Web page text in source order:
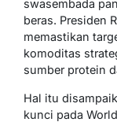
swasembada
beras. Presiden
memastikan
komoditas
sumber protein
Hal itu
kunci pada